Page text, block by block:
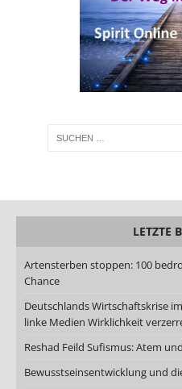
LETZTE
Artensterben stoppen: 100
Chance
Deutschlands Wirtschaftskrise
linke Medien Wirklichkeit
Reshad Feild Sufismus: Atem
Bewusstseinsentwicklung und